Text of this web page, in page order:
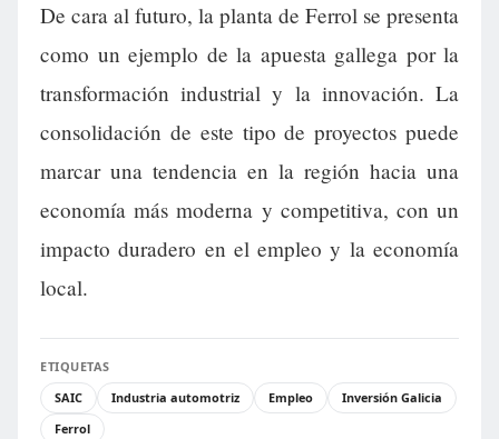
De cara al futuro, la planta de Ferrol se presenta
como un ejemplo de la apuesta gallega por la
transformación industrial y la innovación. La
consolidación de este tipo de proyectos puede
marcar una tendencia en la región hacia una
economía más moderna y competitiva, con un
impacto duradero en el empleo y la economía
local.
ETIQUETAS
SAIC
Industria automotriz Empleo
Inversión Galicia
Ferrol